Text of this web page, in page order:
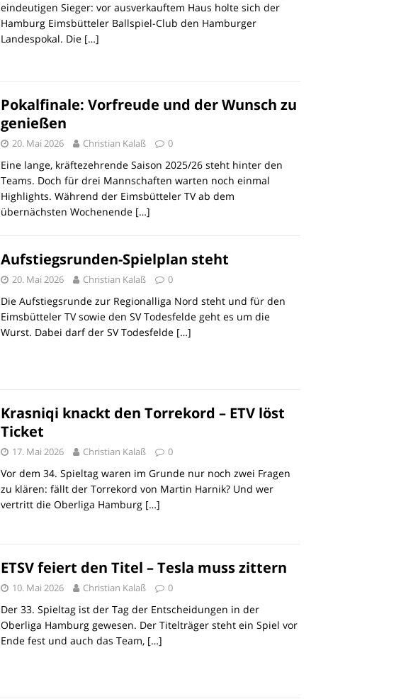
eindeutigen Sieger: vor ausverkauftem Haus holte sich der
Hamburg Eimsbütteler Ballspiel-Club den Hamburger
Landespokal. Die […]
Pokalfinale: Vorfreude und der Wunsch zu
genießen
20. Mai 2026 Christian Kalaß 0
Eine lange, kräftezehrende Saison 2025/26 steht hinter den
Teams. Doch für drei Mannschaften warten noch einmal
Highlights. Während der Eimsbütteler TV ab dem
übernächsten Wochenende […]
Aufstiegsrunden-Spielplan steht
20. Mai 2026 Christian Kalaß 0
Die Aufstiegsrunde zur Regionalliga Nord steht und für den
Eimsbütteler TV sowie den SV Todesfelde geht es um die
Wurst. Dabei darf der SV Todesfelde […]
Krasniqi knackt den Torrekord – ETV löst
Ticket
17. Mai 2026 Christian Kalaß 0
Vor dem 34. Spieltag waren im Grunde nur noch zwei Fragen
zu klären: fällt der Torrekord von Martin Harnik? Und wer
vertritt die Oberliga Hamburg […]
ETSV feiert den Titel – Tesla muss zittern
10. Mai 2026 Christian Kalaß 0
Der 33. Spieltag ist der Tag der Entscheidungen in der
Oberliga Hamburg gewesen. Der Titelträger steht ein Spiel vor
Ende fest und auch das Team, […]